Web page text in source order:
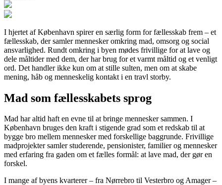
I hjertet af København spirer en særlig form for fællesskab frem – et
fællesskab, der samler mennesker omkring mad, omsorg og social
ansvarlighed. Rundt omkring i byen mødes frivillige for at lave og
dele måltider med dem, der har brug for et varmt måltid og et venligt
ord. Det handler ikke kun om at stille sulten, men om at skabe
mening, håb og menneskelig kontakt i en travl storby.
Mad som fællesskabets sprog
Mad har altid haft en evne til at bringe mennesker sammen. I
København bruges den kraft i stigende grad som et redskab til at
bygge bro mellem mennesker med forskellige baggrunde. Frivillige
madprojekter samler studerende, pensionister, familier og mennesker
med erfaring fra gaden om et fælles formål: at lave mad, der gør en
forskel.
I mange af byens kvarterer – fra Nørrebro til Vesterbro og Amager –